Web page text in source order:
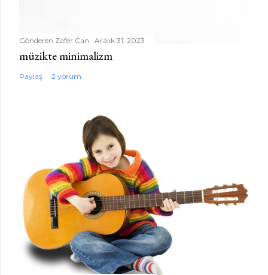
Gönderen Zafer Can Aralık 31, 2023
müzikte minimalizm
Paylaş 2 yorum